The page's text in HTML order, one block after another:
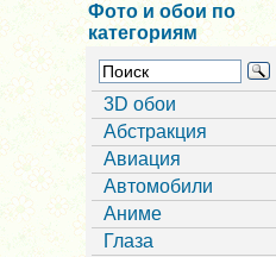
Фото и обои по
категориям
3D обои
Абстракция
Авиация
Автомобили
Аниме
Глаза